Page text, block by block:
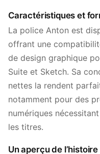
Caractéristiques et
La police Anton est
offrant une
de design graphique
Suite et Sketch. Sa
nettes la rendent
notamment pour des
numériques
les titres.
Un aperçu de